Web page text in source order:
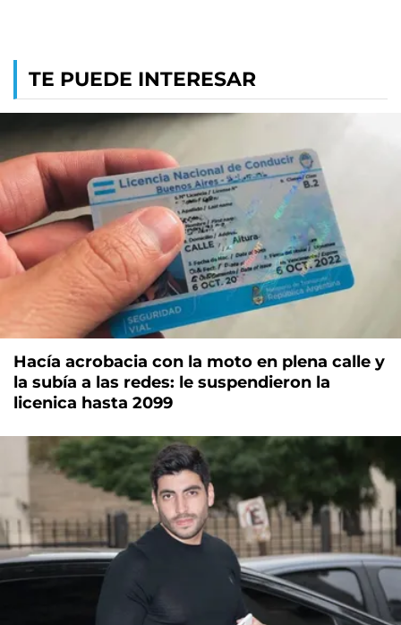
TE PUEDE INTERESAR
Hacía acrobacia con la moto en plena calle y
la subía a las redes: le suspendieron la
licenica hasta 2099